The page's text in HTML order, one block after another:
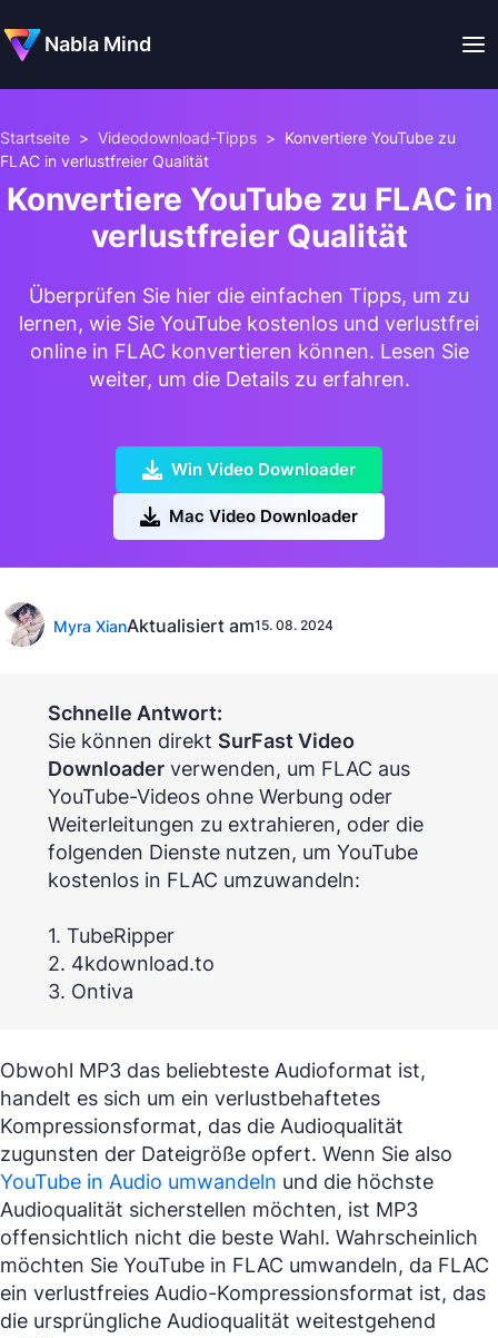
Nabla Mind
Startseite > Videodownload-Tipps > Konvertiere YouTube zu
FLAC in verlustfreier Qualität
Konvertiere YouTube zu FLAC in
verlustfreier Qualität
Überprüfen Sie hier die einfachen Tipps, um zu
lernen, wie Sie YouTube kostenlos und verlustfrei
online in FLAC konvertieren können. Lesen Sie
weiter, um die Details zu erfahren.
Win Video Downloader
Mac Video Downloader
Myra XianAktualisiert am15. 08. 2024
Schnelle Antwort:
Sie können direkt SurFast Video
Downloaderverwenden, um FLAC aus
YouTube-Videos ohne Werbung oder
Weiterleitungen zu extrahieren, oder die
folgenden Dienste nutzen, um YouTube
kostenlos in FLAC umzuwandeln:
1. TubeRipper
2. 4kdownload.to
3. Ontiva
Obwohl MP3 das beliebteste Audioformat ist,
handelt es sich um ein verlustbehaftetes
Kompressionsformat, das die Audioqualität
zugunsten der Dateigröße opfert. Wenn Sie also
YouTube in Audio umwandeln und die höchste
Audioqualität sicherstellen möchten, ist MP3
offensichtlich nicht die beste Wahl. Wahrscheinlich
möchten Sie YouTube in FLAC umwandeln, da FLAC
ein verlustfreies Audio-Kompressionsformat ist, das
die ursprüngliche Audioqualität weitestgehend